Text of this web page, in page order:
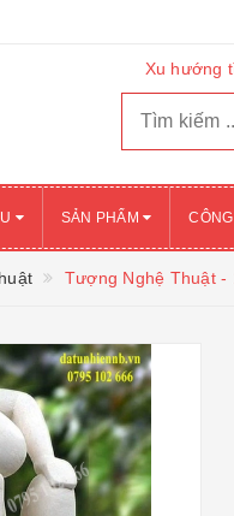
Xu hướng
SẢN PHẨM
Tượng Nghệ Thuật -